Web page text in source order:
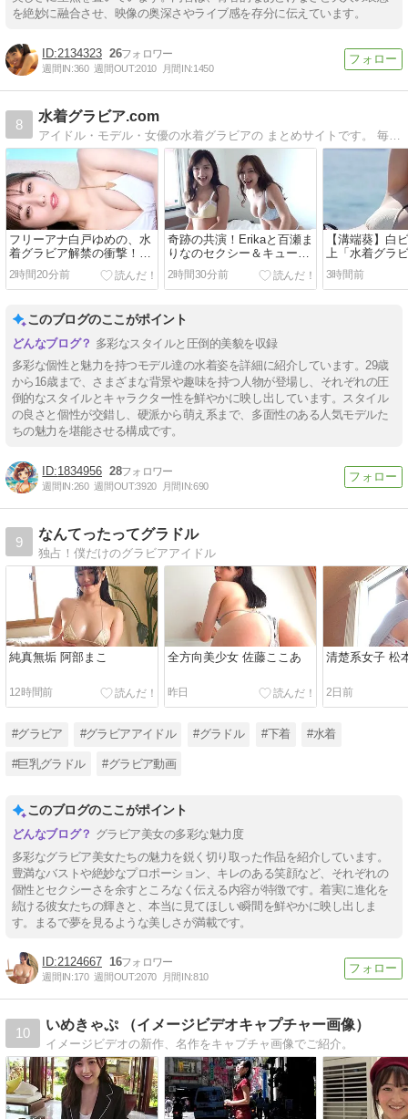
を絶妙に融合させ、映像の奥深さやライブ感を存分に伝えています。
2134323 26
週間IN:360 週間OUT:2010 月間IN:1450
8
水着グラビア.com
アイドル・モデル・女優の水着グラビアの まとめサイトです。 毎日更新
フリーアナ白戸ゆめの、水
着グラビア解禁の衝撃！
13kg減量で魅せる驚異のプ
ロポーション
2時間20分前
奇跡の共演！Erikaと百瀬ま
りなのセクシー＆キュート
な「水着グラビア」
2時間30分前
【溝端葵】白
上「水着グラ
枚」元塾講師
びた視線にド
3時間前
このブログのここがポイント
多彩なスタイルと圧倒的美貌を収録
多彩な個性と魅力を持つモデル達の水着姿を詳細に紹介しています。29歳
から16歳まで、さまざまな背景や趣味を持つ人物が登場し、それぞれの圧
倒的なスタイルとキャラクター性を鮮やかに映し出しています。スタイル
の良さと個性が交錯し、硬派から萌え系まで、多面性のある人気モデルた
ちの魅力を堪能させる構成です。
1834956 28
週間IN:260 週間OUT:3920 月間IN:690
9
なんてったってグラドル
独占！僕だけのグラビアアイドル
純真無垢 阿部まこ
12時間前
全方向美少女 佐藤ここあ
昨日
清楚系女子 松
2日前
#グラビア #グラビアアイドル #グラドル #下着 #水着
#巨乳グラドル #グラビア動画
このブログのここがポイント
グラビア美女の多彩な魅力度
多彩なグラビア美女たちの魅力を鋭く切り取った作品を紹介しています。
豊満なバストや絶妙なプロポーション、キレのある笑顔など、それぞれの
個性とセクシーさを余すところなく伝える内容が特徴です。着実に進化を
続ける彼女たちの輝きと、本当に見てほしい瞬間を鮮やかに映し出しま
す。まるで夢を見るような美しさが満載です。
2124667 16
週間IN:170 週間OUT:2070 月間IN:810
10
いめきゃぷ （イメージビデオキャプチャー画像）
イメージビデオの新作、名作をキャプチャ画像でご紹介。